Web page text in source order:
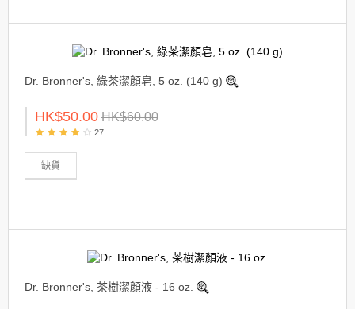
Dr. Bronner's, 綠茶潔顏皂, 5 oz. (140 g)
HK$50.00 HK$60.00
27
缺貨
Dr. Bronner's, 茶樹潔顏液 - 16 oz.